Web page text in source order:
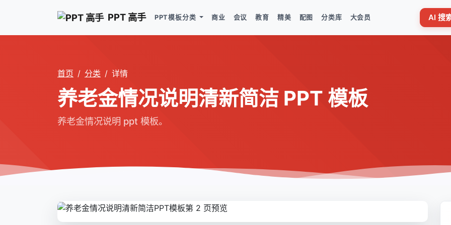
PPT 高手 PPT模板分类 商业 会议 教育 精美 配图 分类库 大会员 AI 搜
首页 分类 详情
养老金情况说明清新简洁 PPT 模板
养老金情况说明 ppt 模板。